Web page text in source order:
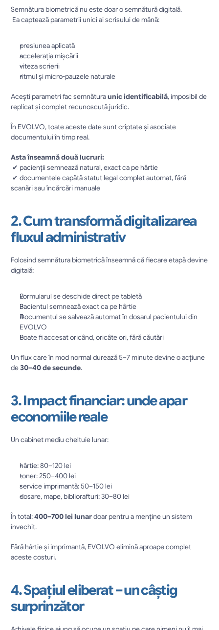
Semnătura biometrică nu este doar o semnătură digitală.
Ea captează parametrii unici ai scrisului de mână:
presiunea aplicată
accelerația mișcării
viteza scrierii
ritmul și micro-pauzele naturale
Acești parametri fac semnătura unic identificabilă, imposibil de
replicat și complet recunoscută juridic.
În EVOLVO, toate aceste date sunt criptate și asociate
documentului în timp real.
Asta înseamnă două lucruri:
✔ pacienții semnează natural, exact ca pe hârtie
scanări sau încărcări manuale
2. Cum transformă digitalizarea
fluxul administrativ
Folosind semnătura biometrică înseamnă că fiecare etapă devine
digitală:
Formularul se deschide direct pe tabletă
Pacientul semnează exact ca pe hârtie
Documentul se salvează automat în dosarul pacientului din
EVOLVO
Poate fi accesat oricând, oricâte ori, fără căutări
Un flux care în mod normal durează 5–7 minute devine o acțiune
de 30–40 de secunde.
3. Impact financiar: unde apar
economiile reale
Un cabinet mediu cheltuie lunar:
hârtie: 80–120 lei
toner: 250–400 lei
service imprimantă: 50–150 lei
dosare, mape, bibliorafturi: 30–80 lei
În total: 400–700 lei lunar doar pentru a menține un sistem
învechit.
Fără hârtie și imprimantă, EVOLVO elimină aproape complet
aceste costuri.
4. Spațiul eliberat – un câștig
surprinzător